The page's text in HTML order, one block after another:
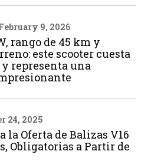
9, 2026
rango de 45 km y
este scooter cuesta
y representa una
24, 2025
la Oferta de Balizas V16
Obligatorias a Partir de